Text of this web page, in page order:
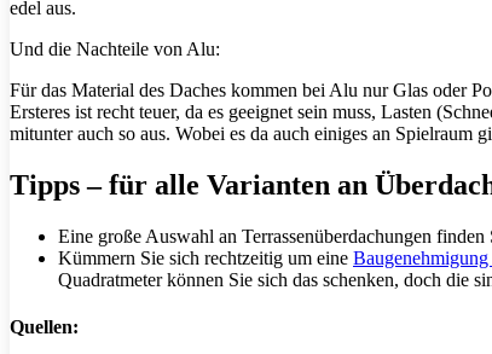
edel aus.
Und die Nachteile von Alu:
Für das Material des Daches kommen bei Alu nur Glas oder
Ersteres ist recht teuer, da es geeignet sein muss, Lasten
mitunter auch so aus. Wobei es da auch einiges an Spielraum
Tipps – für alle Varianten an
Eine große Auswahl an Terrassenüberdachungen
Kümmern Sie sich rechtzeitig um eine
Quadratmeter können Sie sich das schenken, doch die
Quellen: